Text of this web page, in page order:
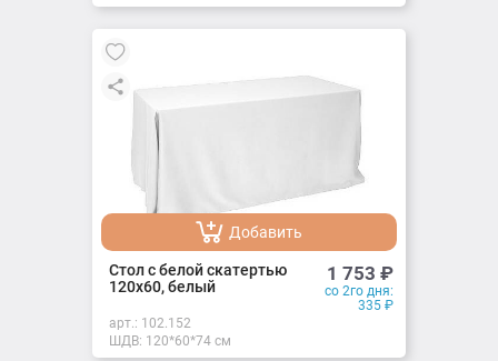
Добавить
Добавлено
Стол с белой скатертью
120х60, белый
1 753 ₽
со 2го дня:
335 ₽
арт.: 102.152
ШДВ: 120*60*74 см